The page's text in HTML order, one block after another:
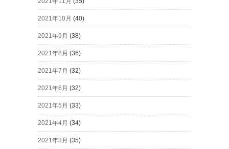
2021年10月 (40)
2021年9月 (38)
2021年8月 (36)
2021年7月 (32)
2021年6月 (32)
2021年5月 (33)
2021年4月 (34)
2021年3月 (35)